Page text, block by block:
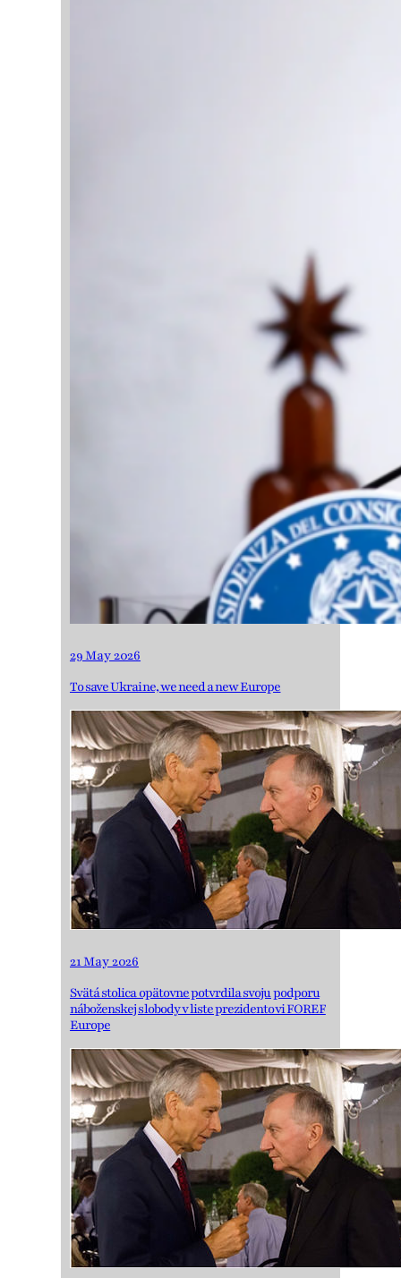
29 May 2026
To save Ukraine, we need a new Europe
21 May 2026
Svätá stolica opätovne potvrdila svoju podporu
náboženskej slobody v liste prezidentovi FOREF
Europe